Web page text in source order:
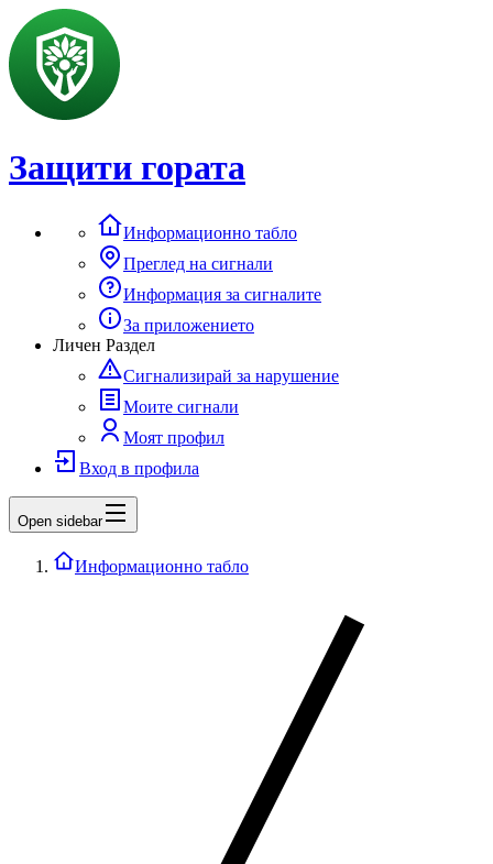
Защити гората
Информационно табло
Преглед на сигнали
Информация за сигналите
За приложението
Личен Раздел
Сигнализирай за нарушение
Моите сигнали
Моят профил
Вход в профила
Open sidebar
Информационно табло